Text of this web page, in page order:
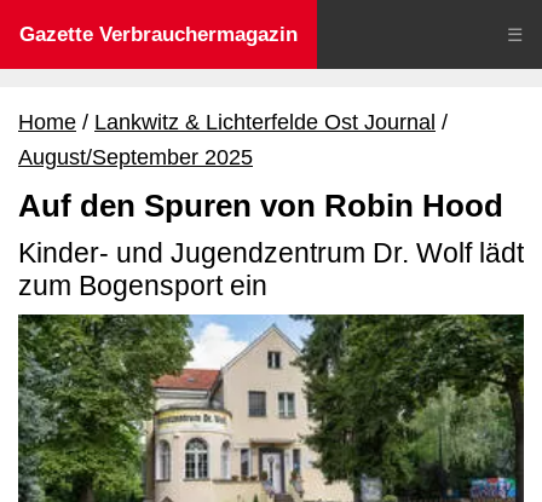
Gazette Verbrauchermagazin ☰
Home
Lankwitz & Lichterfelde Ost Journal
August/September 2025
Auf den Spuren von Robin Hood
Kinder- und Jugendzentrum Dr. Wolf lädt
zum Bogensport ein